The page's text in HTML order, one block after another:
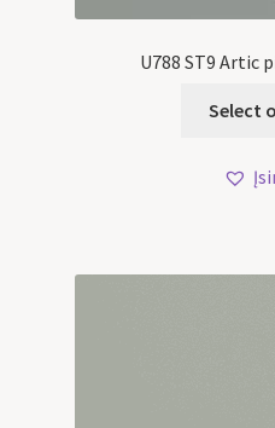
U788 ST9 Artic
Select